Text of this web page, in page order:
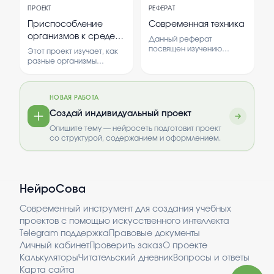
дисциплины и
стабильности.
В рамках работы
рассматриваются
способы измерения
времени и его влияние на
человека.
процесса. Обсуждаются
основные функции, этапы
и влияние закупочной
логистики на
эффективность
ПРОЕКТ
Приспособление
организмов к среде
обитания
Этот проект изучает, как
разные организмы
условиям своей среды.
особенности адаптации и
их роль в выживании видов.
РЕФЕРАТ
Современная техника
Данный реферат
посвящен изучению
Рассматривается влияние
новых разработок на
развитие общества и
техники обусловлена её
ролью в повышении
эффективности и
комфорта жизни человека.
НОВАЯ РАБОТА
Создай индивидуальный проект
Опишите тему — нейросеть подготовит проект
со структурой, содержанием и оформлением.
НейроСова
Современный инструмент для создания учебных
проектов с помощью искусственного интеллекта
Telegram поддержка Правовые документы
Личный кабинетПроверить заказО проекте
КалькуляторыЧитательский дневникВопросы и ответы
Карта сайта